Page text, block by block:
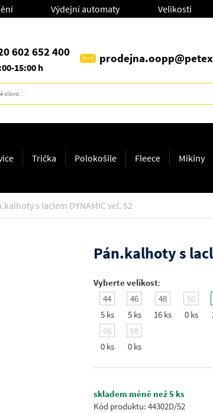
Výdejní automaty Velikosti
602 652 400
15:00 h
Trička Polokošile Fleece Mikiny
s laclem DYNAMIC vel. 52
Pán.kalhoty s
Vyberte velikost:
44
5 ks
46
5 ks
48
16 ks
50
0 ks
66
0 ks
68
0 ks
skladem méně než 5 ks
Kód produktu: 44302D/52